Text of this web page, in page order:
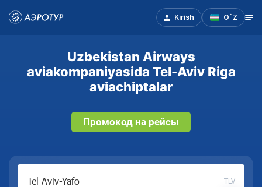
Kirish O`Z
Uzbekistan Airways
aviakompaniyasida Tel-Aviv Riga
aviachiptalar
Промокод на рейсы
TLV